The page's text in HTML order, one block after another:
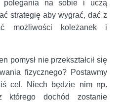
polegania na sobie i uczą
strategię aby wygrać, dać z
możliwości koleżanek i
pomysł nie przekształcił się
fizycznego? Postawmy
cel. Niech będzie nim np.
którego dochód zostanie